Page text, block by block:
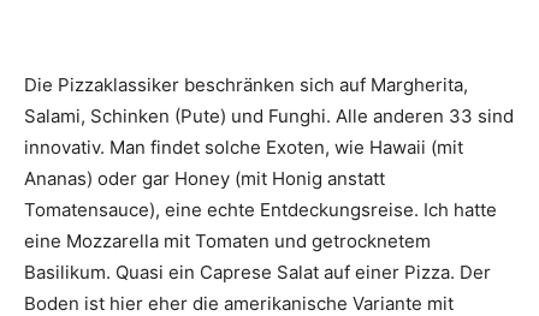
Die Pizzaklassiker beschränken sich auf Margherita,
Salami, Schinken (Pute) und Funghi. Alle anderen 33 sind
innovativ. Man findet solche Exoten, wie Hawaii (mit
Ananas) oder gar Honey (mit Honig anstatt
Tomatensauce), eine echte Entdeckungsreise. Ich hatte
eine Mozzarella mit Tomaten und getrocknetem
Basilikum. Quasi ein Caprese Salat auf einer Pizza. Der
Boden ist hier eher die amerikanische Variante mit